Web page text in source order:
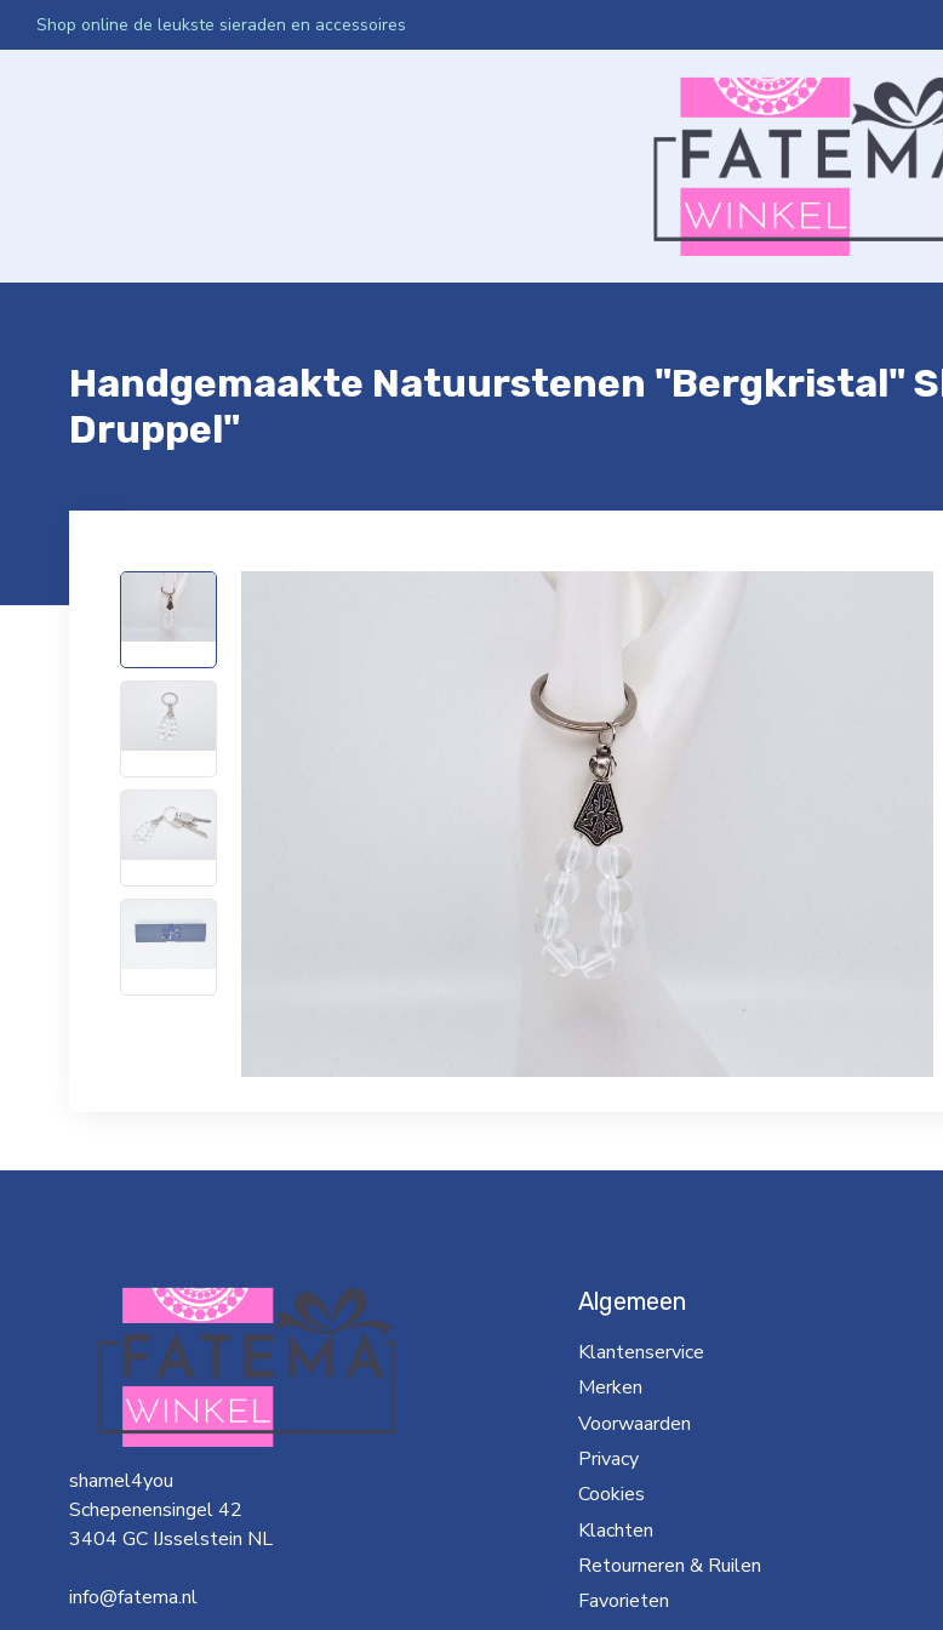
Shop online de leukste sieraden en accessoires
Autohanger Sleutelhanger Contact
Handgemaakte Natuurstenen "Bergkristal"
Druppel"
shamel4you
Schepenensingel 42
3404 GC IJsselstein NL
info@fatema.nl
Algemeen
Klantenservice
Merken
Voorwaarden
Privacy
Cookies
Klachten
Retourneren & Ruilen
Favorieten